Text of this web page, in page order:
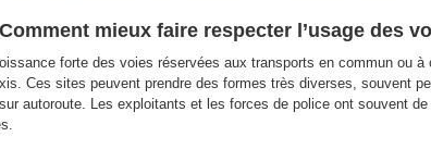
mieux faire respecter l’usage des
forte des voies réservées aux transports en commun ou
Ces sites peuvent prendre des formes très diverses, souvent
autoroute. Les exploitants et les forces de police ont souvent